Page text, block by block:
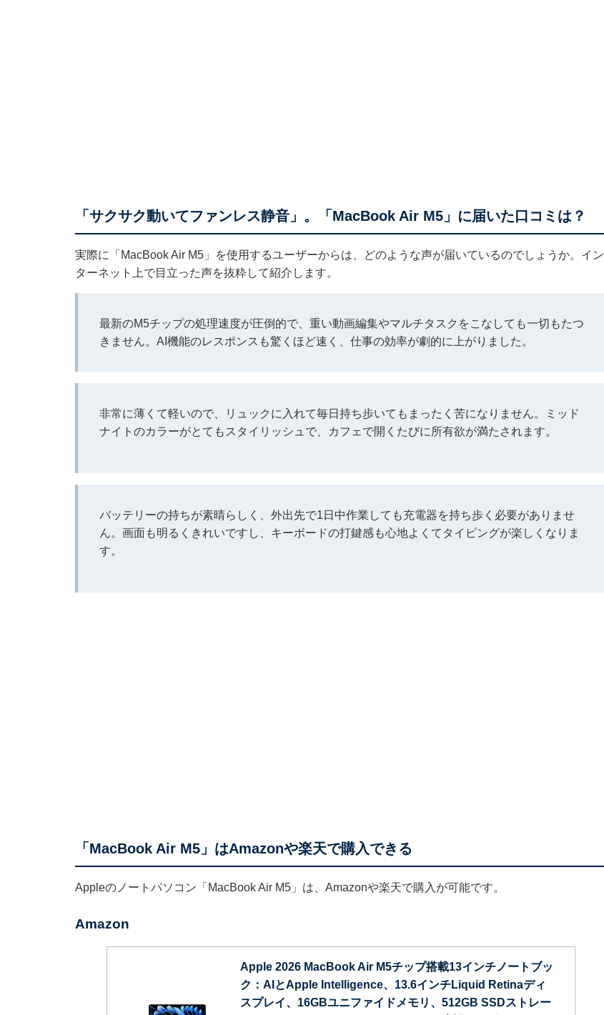
「サクサク動いてファンレス静音」。「MacBook Air M5」に届いた口コミは？
実際に「MacBook Air M5」を使用するユーザーからは、どのような声が届いているのでしょうか。イン
ターネット上で目立った声を抜粋して紹介します。
最新のM5チップの処理速度が圧倒的で、重い動画編集やマルチタスクをこなしても一切もたつ
きません。AI機能のレスポンスも驚くほど速く、仕事の効率が劇的に上がりました。
非常に薄くて軽いので、リュックに入れて毎日持ち歩いてもまったく苦になりません。ミッド
ナイトのカラーがとてもスタイリッシュで、カフェで開くたびに所有欲が満たされます。
バッテリーの持ちが素晴らしく、外出先で1日中作業しても充電器を持ち歩く必要がありませ
ん。画面も明るくきれいですし、キーボードの打鍵感も心地よくてタイピングが楽しくなりま
す。
「MacBook Air M5」はAmazonや楽天で購入できる
Appleのノートパソコン「MacBook Air M5」は、Amazonや楽天で購入が可能です。
Amazon
Apple 2026 MacBook Air M5チップ搭載13インチノートブッ
ク：AIとApple Intelligence、13.6インチLiquid Retinaディ
スプレイ、16GBユニファイドメモリ、512GB SSDストレー